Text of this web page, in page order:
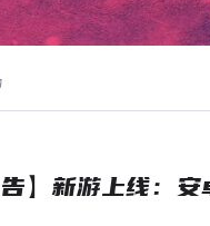
告】新游上线：